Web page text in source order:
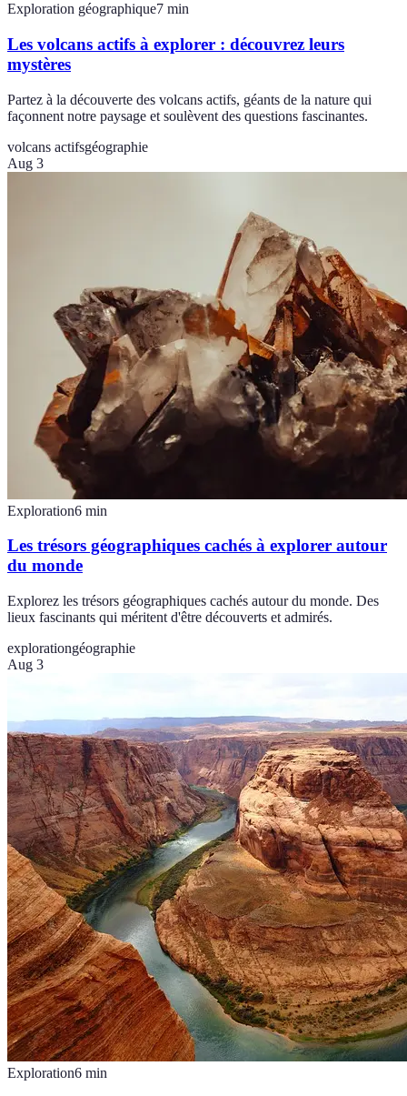
Exploration géographique7 min
Les volcans actifs à explorer : découvrez leurs
mystères
Partez à la découverte des volcans actifs, géants de la nature qui
façonnent notre paysage et soulèvent des questions fascinantes.
volcans actifsgéographie
Aug 3
Exploration6 min
Les trésors géographiques cachés à explorer autour
du monde
Explorez les trésors géographiques cachés autour du monde. Des
lieux fascinants qui méritent d'être découverts et admirés.
explorationgéographie
Aug 3
Exploration6 min